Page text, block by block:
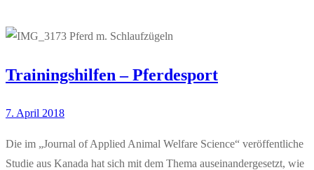
Trainingshilfen – Pferdesport
7. April 2018
Die im „Journal of Applied Animal Welfare Science“ veröffentliche
Studie aus Kanada hat sich mit dem Thema auseinandergesetzt, wie